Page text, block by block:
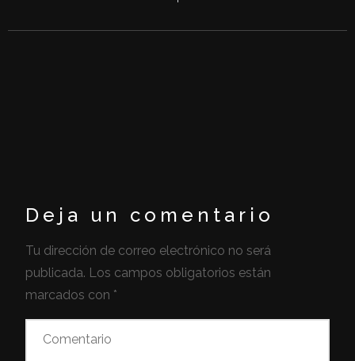
Deja un comentario
Tu dirección de correo electrónico no será
publicada. Los campos obligatorios están
marcados con *